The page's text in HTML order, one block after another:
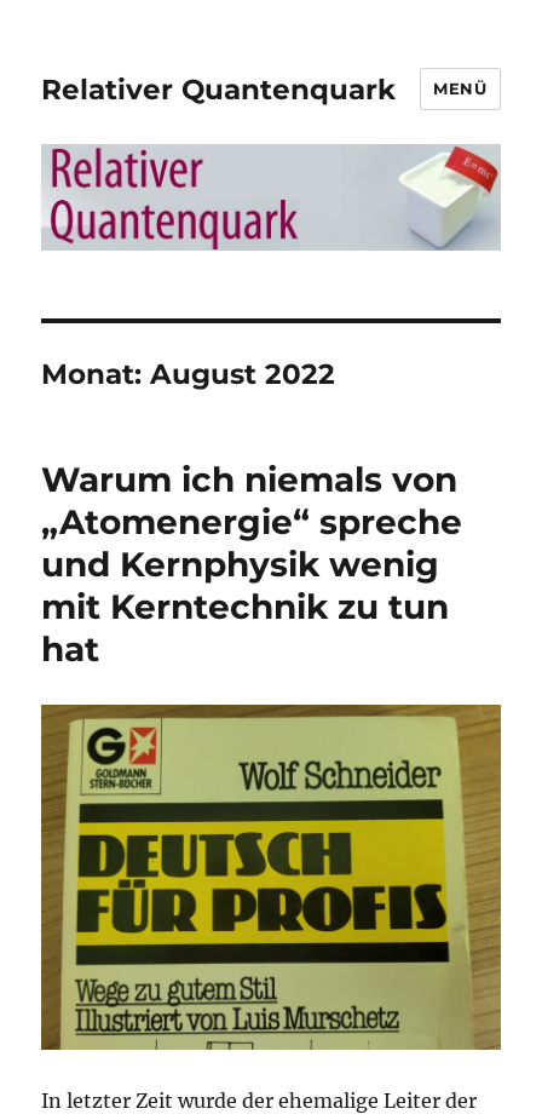
Relativer Quantenquark MENÜ
Monat:August 2022
Warum ich niemals von
„Atomenergie“ spreche
und Kernphysik wenig
mit Kerntechnik zu tun
hat
In letzter Zeit wurde der ehemalige Leiter der